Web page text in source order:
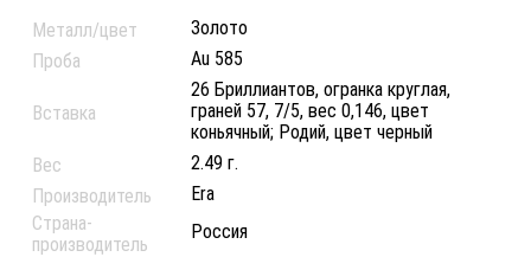
Металл/цвет
Золото
Проба
Au 585
Вставка
26 Бриллиантов, огранка круглая,
граней 57, 7/5, вес 0,146, цвет
коньячный; Родий, цвет черный
Вес
2.49 г.
Производитель
Era
Страна-
производитель
Россия